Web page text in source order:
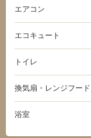
エアコン
エコキュート
トイレ
換気扇・レンジフード
浴室